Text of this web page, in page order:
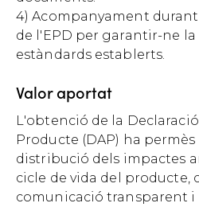
4) Acompanyament
de l'EPD per garantir-ne
estàndards establerts.
Valor aportat
L'obtenció de la
Producte (DAP) ha
distribució dels impactes
cicle de vida del producte,
comunicació transparent i